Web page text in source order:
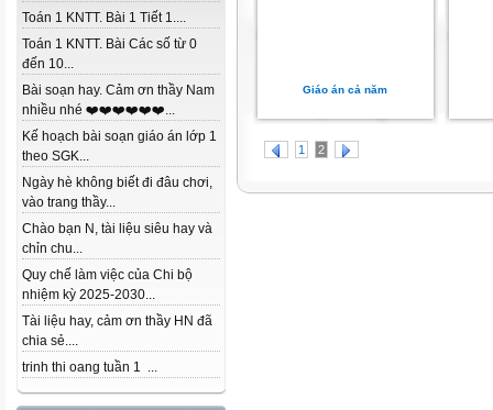
Toán 1 KNTT. Bài 1 Tiết 1....
Toán 1 KNTT. Bài Các số từ 0
đến 10...
Bài soạn hay. Cảm ơn thầy Nam
nhiều nhé ❤️❤️❤️❤️❤️❤️...
Kế hoạch bài soạn giáo án lớp 1
theo SGK...
Ngày hè không biết đi đâu chơi,
vào trang thầy...
Chào bạn N, tài liệu siêu hay và
chỉn chu...
Quy chế làm việc của Chi bộ
nhiệm kỳ 2025-2030...
Tài liệu hay, cảm ơn thầy HN đã
chia sẻ....
trinh thi oang tuần 1 ...
Giáo án cả năm
1 2